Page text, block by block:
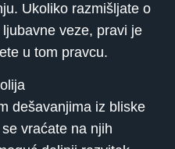
Ukoliko razmišljate o
veze, pravi je
u tom pravcu.
dešavanjima iz bliske
vraćate na njih